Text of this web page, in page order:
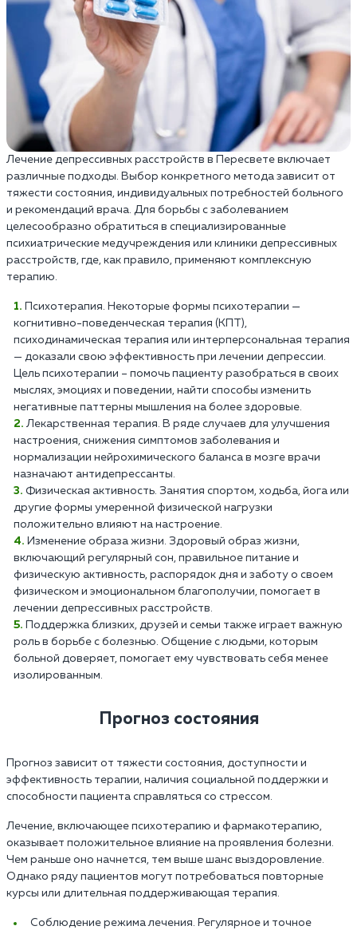
Лечение депрессивных расстройств в Пересвете включает
различные подходы. Выбор конкретного метода зависит от
тяжести состояния, индивидуальных потребностей больного
и рекомендаций врача. Для борьбы с заболеванием
целесообразно обратиться в специализированные
психиатрические медучреждения или клиники депрессивных
расстройств, где, как правило, применяют комплексную
терапию.
Психотерапия. Некоторые формы психотерапии —
когнитивно-поведенческая терапия (КПТ),
психодинамическая терапия или интерперсональная терапия
— доказали свою эффективность при лечении депрессии.
Цель психотерапии – помочь пациенту разобраться в своих
мыслях, эмоциях и поведении, найти способы изменить
негативные паттерны мышления на более здоровые.
Лекарственная терапия. В ряде случаев для улучшения
настроения, снижения симптомов заболевания и
нормализации нейрохимического баланса в мозге врачи
назначают антидепрессанты.
Физическая активность. Занятия спортом, ходьба, йога или
другие формы умеренной физической нагрузки
положительно влияют на настроение.
Изменение образа жизни. Здоровый образ жизни,
включающий регулярный сон, правильное питание и
физическую активность, распорядок дня и заботу о своем
физическом и эмоциональном благополучии, помогает в
лечении депрессивных расстройств.
Поддержка близких, друзей и семьи также играет важную
роль в борьбе с болезнью. Общение с людьми, которым
больной доверяет, помогает ему чувствовать себя менее
изолированным.
Прогноз состояния
Прогноз зависит от тяжести состояния, доступности и
эффективность терапии, наличия социальной поддержки и
способности пациента справляться со стрессом.
Лечение, включающее психотерапию и фармакотерапию,
оказывает положительное влияние на проявления болезни.
Чем раньше оно начнется, тем выше шанс выздоровление.
Однако ряду пациентов могут потребоваться повторные
курсы или длительная поддерживающая терапия.
Соблюдение режима лечения. Регулярное и точное